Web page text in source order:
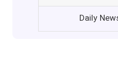
Daily